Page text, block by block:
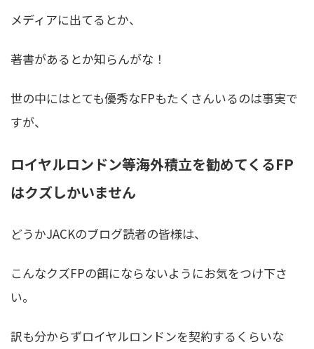
メディアに出てるとか、
著書があるとか知らんがな！
世の中にはとても優秀なFPもたくさんいるのは事実で
すが、
ロイヤルロンドン等海外積立を勧めてくるFP
はクズしかいません
どうかJACKのブログ読者の皆様は、
こんなクズFPの餌にならないようにお気をつけ下さ
い。
訳も分からずロイヤルロンドンを契約するくらいな